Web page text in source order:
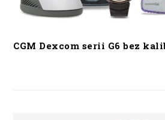
CGM Dexcom serii G6 bez